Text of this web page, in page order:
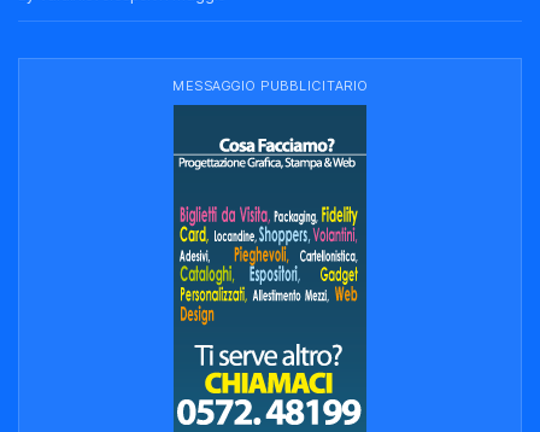
MESSAGGIO PUBBLICITARIO